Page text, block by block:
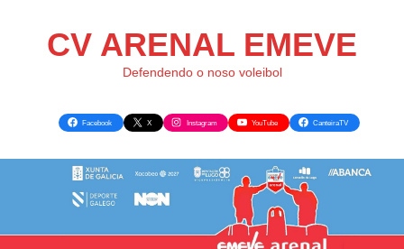
CV ARENAL EMEVE
Defendendo o noso voleibol
Facebook X Instagram YouTube CanteiraTV